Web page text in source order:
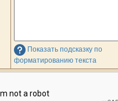
Показать подсказку по
форматированию текста